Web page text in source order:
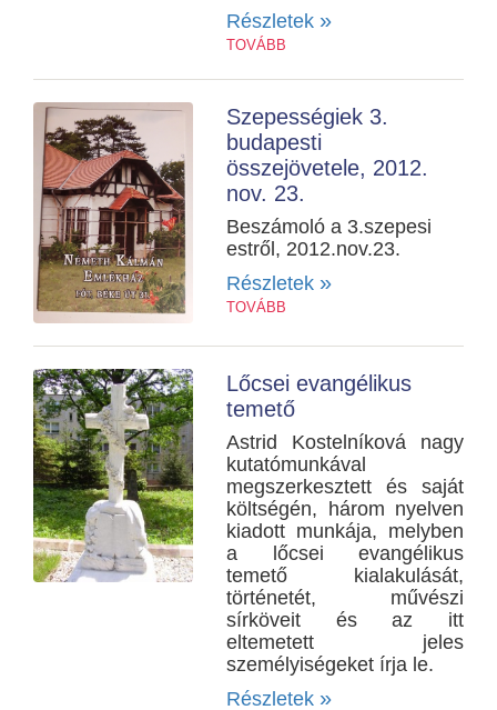
Részletek »
TOVÁBB
Szepességiek 3.
budapesti
összejövetele, 2012.
nov. 23.
Beszámoló a 3.szepesi
estről, 2012.nov.23.
Részletek »
TOVÁBB
Lőcsei evangélikus
temető
Astrid Kostelníková nagy
kutatómunkával
megszerkesztett és saját
költségén, három nyelven
kiadott munkája, melyben
a lőcsei evangélikus
temető kialakulását,
történetét, művészi
sírköveit és az itt
eltemetett jeles
személyiségeket írja le.
Részletek »